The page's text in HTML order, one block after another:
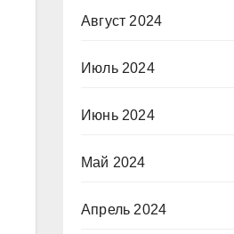
Август 2024
Июль 2024
Июнь 2024
Май 2024
Апрель 2024